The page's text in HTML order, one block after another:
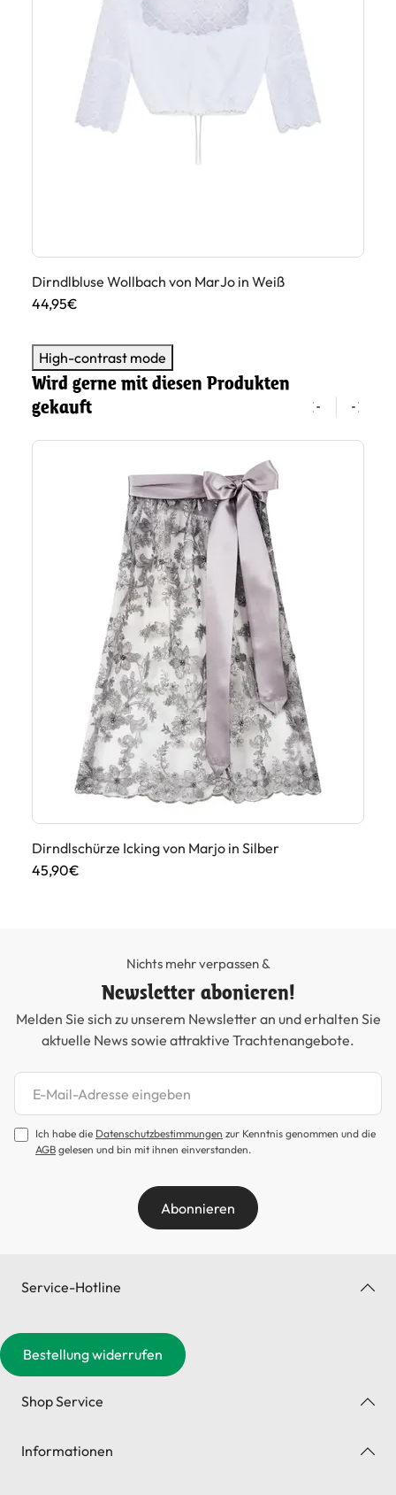
Dirndlbluse Wollbach von MarJo in Weiß
44,95€
High-contrast mode
Wird gerne mit diesen Produkten
gekauft
Dirndlschürze Icking von Marjo in Silber
45,90€
Nichts mehr verpassen &
Newsletter abonieren!
Melden Sie sich zu unserem Newsletter an und erhalten Sie
aktuelle News sowie attraktive Trachtenangebote.
Newsletter abonnieren
Ich habe die Datenschutzbestimmungen zur Kenntnis genommen und die
AGB gelesen und bin mit ihnen einverstanden.
Abonnieren
Service-Hotline
Bestellung widerrufen
Shop Service
Informationen